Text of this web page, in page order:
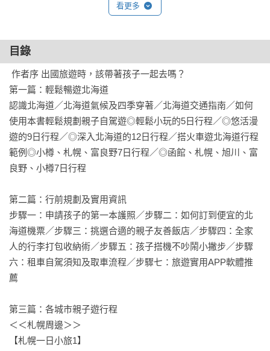
看更多
目錄
第一篇：輕鬆暢遊北海道
認識北海道／北海道氣候及四季穿著／北海道交通指南／如何
使用本書輕鬆規劃親子自駕遊◎輕鬆小玩的5日行程／◎悠活漫
遊的9日行程／◎深入北海道的12日行程／搭火車遊北海道行程
範例◎小樽、札幌、富良野7日行程／◎函館、札幌、旭川、富
良野、小樽7日行程
第二篇：行前規劃及實用資訊
步驟一：申請孩子的第一本護照／步驟二：如何訂到便宜的北
海道機票／步驟三：挑選合適的親子友善飯店／步驟四：全家
人的行李打包收納術／步驟五：孩子搭機不吵鬧小撇步／步驟
六：租車自駕須知及取車流程／步驟七：旅遊實用APP軟體推
薦
第三篇：各城市親子遊行程
＜＜札幌周邊＞＞
【札幌一日小旅1】